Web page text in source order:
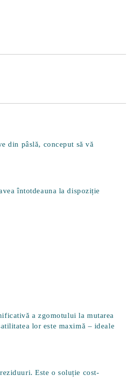
din pâslă, conceput să vă
întotdeauna la dispoziție
a zgomotului la mutarea
lor este maximă – ideale
Este o soluție cost-